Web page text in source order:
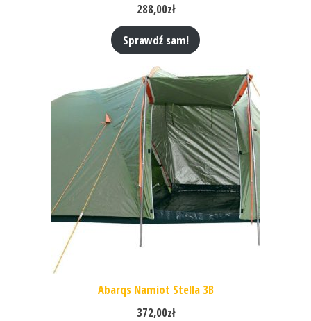
288,00zł
Sprawdź sam!
Abarqs Namiot Stella 3B
372,00zł